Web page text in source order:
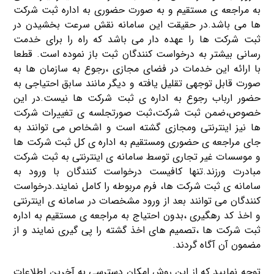
به مراجعه ی مستقیم و به صورت حضوری به اداره ثبت شرکت
ها می باشد.در حقیقت این سامانه نقش سرعت بخشیدن در
ثبت شرکت ها را عهده دار می باشد که راه را برای خدمت
رسانی بیشتر به درخواست کنندگان ثبت باز نموده است. قطعا
با ارائه این خدمات در فضای مجازی ،رجوع به سازمان ها به
صورت قابل توجهی تقلیل یافته و دیگر مانند سابق احتیاجی به
حضور ارباب رجوع به اداره ی ثبت شرکت ها نیست.در این
خصوص،ضمن ثبت شرکت،ثبت صورتجلسه ی تغییرات شرکت
ها نیز اینترنتی ومجازی گشته است و اشخاص می توانند به
جای مراجعه ی حضوری ومستقیم به اداره ی کل ثبت شرکت ها
و موسسات غیر تجاری توسط سامانه ی اینترنتی به ثبت شرکت
مبادرت ورزند.تنها کافیست درخواست کنندگان با ورود به
سامانه ی ثبت شرکت ها، فرم مربوطه را کامل نمایند.درخواست
کنندگان می توانند بعد از ورود مشخصات در سامانه ی اینترنتی
و اخذ کد رهگیری ،بدون احتیاج به مراجعه ی مستقیم به اداره
ثبت شرکت ها ،تصمیم های اخذ گشته را پی گیری نمایند و از
مضمون آن آگاه گردند.